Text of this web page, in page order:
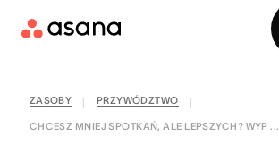
ZASOBY PRZYWÓDZTWO
CHCESZ MNIEJ SPOTKAŃ, ALE LEPSZYCH? WYP ...